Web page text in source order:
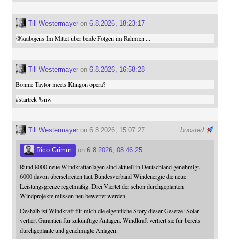
Till Westermayeron 6.8.2026, 18:23:17
@kaibojensIm Mittel über beide Folgen im Rahmen ...
Till Westermayeron 6.8.2026, 16:58:28
Bonnie Taylor meets Klingon opera?
#startrek #snw
boosted
Till Westermayeron 6.8.2026, 15:07:27
Rico Grimm on 6.8.2026, 08:46:25
Rund 8000 neue Windkraftanlagen sind aktuell in Deutschland genehmigt.
6000 davon überschreiten laut Bundesverband Windenergie die neue
Leistungsgrenze regelmäßig. Drei Viertel der schon durchgeplanten
Windprojekte müssen neu bewertet werden.
Deshalb ist Windkraft für mich die eigentliche Story dieser Gesetze: Solar
verliert Garantien für zukünftige Anlagen. Windkraft verliert sie für bereits
durchgeplante und genehmigte Anlagen.